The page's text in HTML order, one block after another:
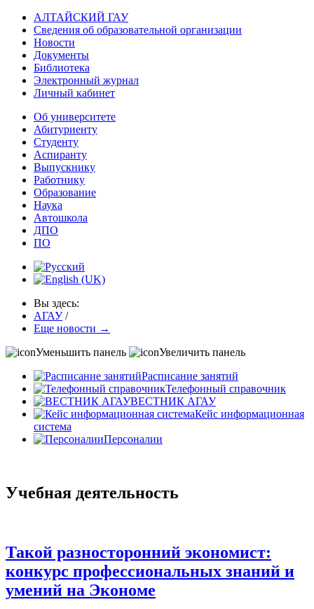
АЛТАЙСКИЙ ГАУ
Сведения об образовательной организации
Новости
Документы
Библиотека
Электронный журнал
Личный кабинет
Об университете
Абитуриенту
Студенту
Аспиранту
Выпускнику
Работнику
Образование
Наука
Автошкола
ДПО
ПО
Вы здесь:
АГАУ /
Еще новости →
Уменьшить панель
Увеличить панель
Расписание занятий
Телефонный справочник
ВЕСТНИК АГАУ
Кейс информационная
система
Персоналии
Учебная деятельность
Такой разносторонний экономист:
конкурс профессиональных знаний и
умений на Экономе